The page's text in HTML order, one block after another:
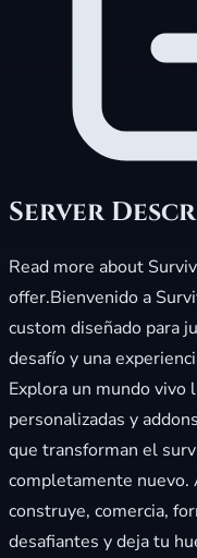
Server
Read more about
offer.Bienvenido a
custom diseñado para
desafío y una
Explora un mundo vivo
personalizadas y
que transforman el
completamente nuevo.
construye, comercia,
desafiantes y deja tu